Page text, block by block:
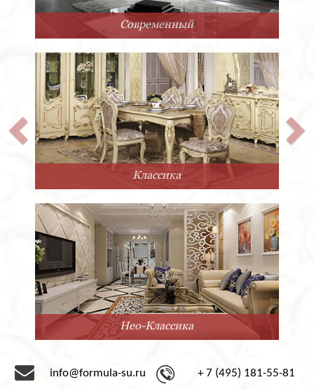
Прованс
Минимализм
info@formula-su.ru + 7 (495) 181-55-81